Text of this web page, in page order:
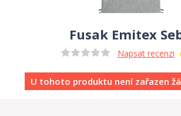
Fusak Emitex
Napsat recenzi
U tohoto produktu není zařazen